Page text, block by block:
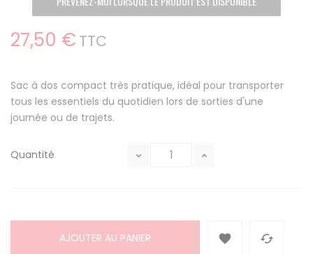
27,50 € TTC
Sac à dos compact très pratique, idéal pour transporter
tous les essentiels du quotidien lors de sorties d'une
journée ou de trajets.
Quantité
AJOUTER AU PANIER  